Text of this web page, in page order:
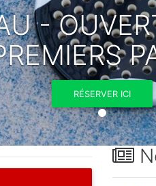
-
RÉSERVER ICI